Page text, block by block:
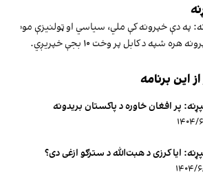
په دې خپرونه کې ملي، سیاسي او ټولنیزې موضوع
هره شپه د کابل پر وخت ۱۰ بجې خپریږي.
این برنامه
پر افغان خاوره د پاکستان بریدونه
۶/۶
ایا کرزی د هبت‌الله د سترګو ازغی دی؟
۶/۵